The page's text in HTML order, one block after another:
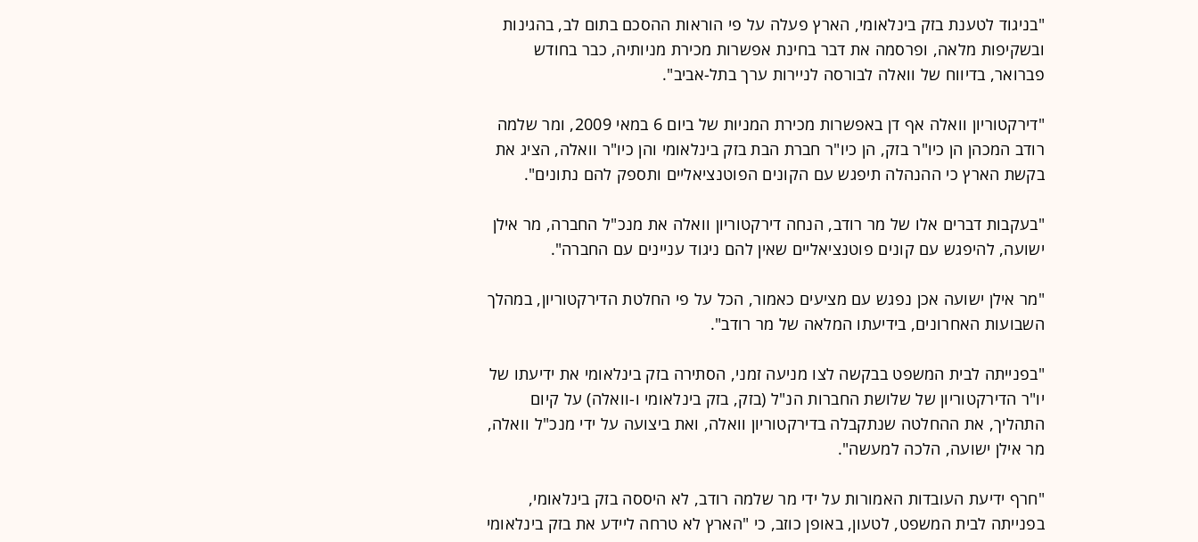
"בניגוד לטענת בזק בינלאומי, הארץ פעלה על פי הוראות ההסכם בתום לב, בהגינות
ובשקיפות מלאה, ופרסמה את דבר בחינת אפשרות מכירת מניותיה, כבר בחודש
פברואר, בדיווח של וואלה לבורסה לניירות ערך בתל-אביב".
"דירקטוריון וואלה אף דן באפשרות מכירת המניות של ביום 6 במאי 2009, ומר שלמה
רודב המכהן הן כיו"ר בזק, הן כיו"ר חברת הבת בזק בינלאומי והן כיו"ר וואלה, הציג את
בקשת הארץ כי ההנהלה תיפגש עם הקונים הפוטנציאליים ותספק להם נתונים".
"בעקבות דברים אלו של מר רודב, הנחה דירקטוריון וואלה את מנכ"ל החברה, מר אילן
ישועה, להיפגש עם קונים פוטנציאליים שאין להם ניגוד עניינים עם החברה".
"מר אילן ישועה אכן נפגש עם מציעים כאמור, הכל על פי החלטת הדירקטוריון, במהלך
השבועות האחרונים, בידיעתו המלאה של מר רודב".
"בפנייתה לבית המשפט בבקשה לצו מניעה זמני, הסתירה בזק בינלאומי את ידיעתו של
יו"ר הדירקטוריון של שלושת החברות הנ"ל (בזק, בזק בינלאומי ו-וואלה) על קיום
התהליך, את ההחלטה שנתקבלה בדירקטוריון וואלה, ואת ביצועה על ידי מנכ"ל וואלה,
מר אילן ישועה, הלכה למעשה".
"חרף ידיעת העובדות האמורות על ידי מר שלמה רודב, לא היססה בזק בינלאומי,
בפנייתה לבית המשפט, לטעון, באופן כוזב, כי "הארץ לא טרחה ליידע את בזק בינלאומי